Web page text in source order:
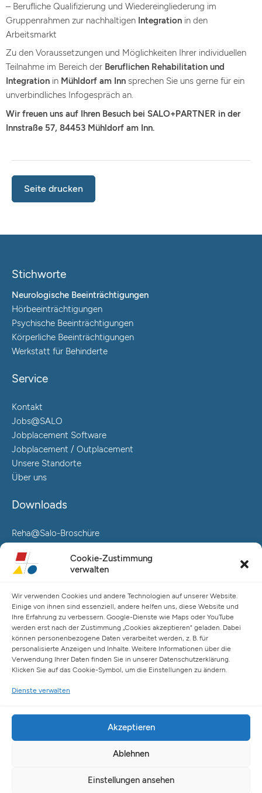
Cookie-Zustimmung
verwalten
Wir verwenden Cookies und andere Technologien auf unserer Website.
Einige von ihnen sind essenziell, andere helfen uns, diese Website und
Ihre Erfahrung zu verbessern. Google-Dienste wie Maps oder YouTube
werden erst nach der Zustimmung „Cookies akzeptieren“ geladen. Dabei
können personenbezogene Daten verarbeitet werden, z. B. für
personalisierte Anzeigen und Inhalte. Weitere Informationen über die
Verwendung Ihrer Daten finden Sie in unserer Datenschutzerklärung.
Klicken Sie auf das Cookie-Symbol, um die Einstellungen zu ändern.
Dienste verwalten
Akzeptieren
Ablehnen
Einstellungen ansehen
– Berufliche Qualifizierung und Wiedereingliederung im
Gruppenrahmen zur nachhaltigen Integration in den
Arbeitsmarkt
Zu den Voraussetzungen und Möglichkeiten Ihrer individuellen
Teilnahme im Bereich der Beruflichen Rehabilitation und
Integration in Mühldorf am Inn sprechen Sie uns gerne für ein
unverbindliches Infogespräch an.
Wir freuen uns auf Ihren Besuch bei SALO+PARTNER in der
Innstraße 57, 84453 Mühldorf am Inn.
Seite drucken
Stichworte
Neurologische Beeinträchtigungen
Hörbeeinträchtigungen
Psychische Beeinträchtigungen
Körperliche Beeinträchtigungen
Werkstatt für Behinderte
Service
Kontakt
Jobs@SALO
Jobplacement Software
Jobplacement / Outplacement
Unsere Standorte
Über uns
Downloads
Reha@Salo-Broschüre
AuReA@Salo-Broschüre
Spaldingstraße 57-59 / Rosenallee 6-8
20097 Hamburg
Telefon: +49 (0) 40 23916 – 0
E-Mail: info@salo-ag.at